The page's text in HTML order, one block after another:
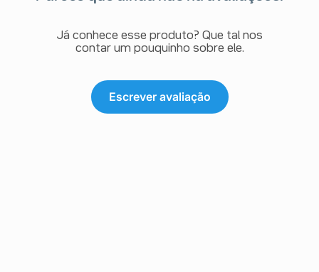
Já conhece esse produto? Que tal nos
contar um pouquinho sobre ele.
Escrever avaliação